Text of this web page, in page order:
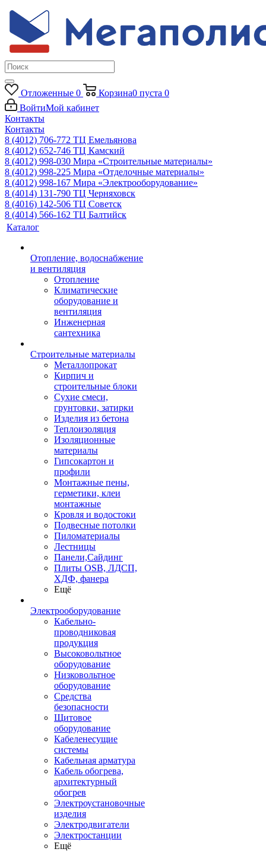
Отложенные 0 Корзина0 пуста 0
ВойтиМой кабинет
Контакты
Контакты
8 (4012) 706-772 ТЦ Емельянова
8 (4012) 652-746 ТЦ Камский
8 (4012) 998-030 Мира «Строительные материалы»
8 (4012) 998-225 Мира «Отделочные материалы»
8 (4012) 998-167 Мира «Электрооборудование»
8 (4014) 131-790 ТЦ Черняховск
8 (4016) 142-506 ТЦ Советск
8 (4014) 566-162 ТЦ Балтийск
Каталог
Отопление, водоснабжение
и вентиляция
Отопление
Климатические
оборудование и
вентиляция
Инженерная
сантехника
Строительные материалы
Металлопрокат
Кирпич и
строительные блоки
Сухие смеси,
грунтовки, затирки
Изделия из бетона
Теплоизоляция
Изоляционные
материалы
Гипсокартон и
профили
Монтажные пены,
герметики, клеи
монтажные
Кровля и водостоки
Подвесные потолки
Пиломатериалы
Лестницы
Панели,Сайдинг
Плиты OSB, ЛДСП,
ХДФ, фанера
Ещё
Электрооборудование
Кабельно-
проводниковая
продукция
Высоковольтное
оборудование
Низковольтное
оборудование
Средства
безопасности
Щитовое
оборудование
Кабеленесущие
системы
Кабельная арматура
Кабель обогрева,
архитектурный
обогрев
Электроустановочные
изделия
Электродвигатели
Электростанции
Ещё